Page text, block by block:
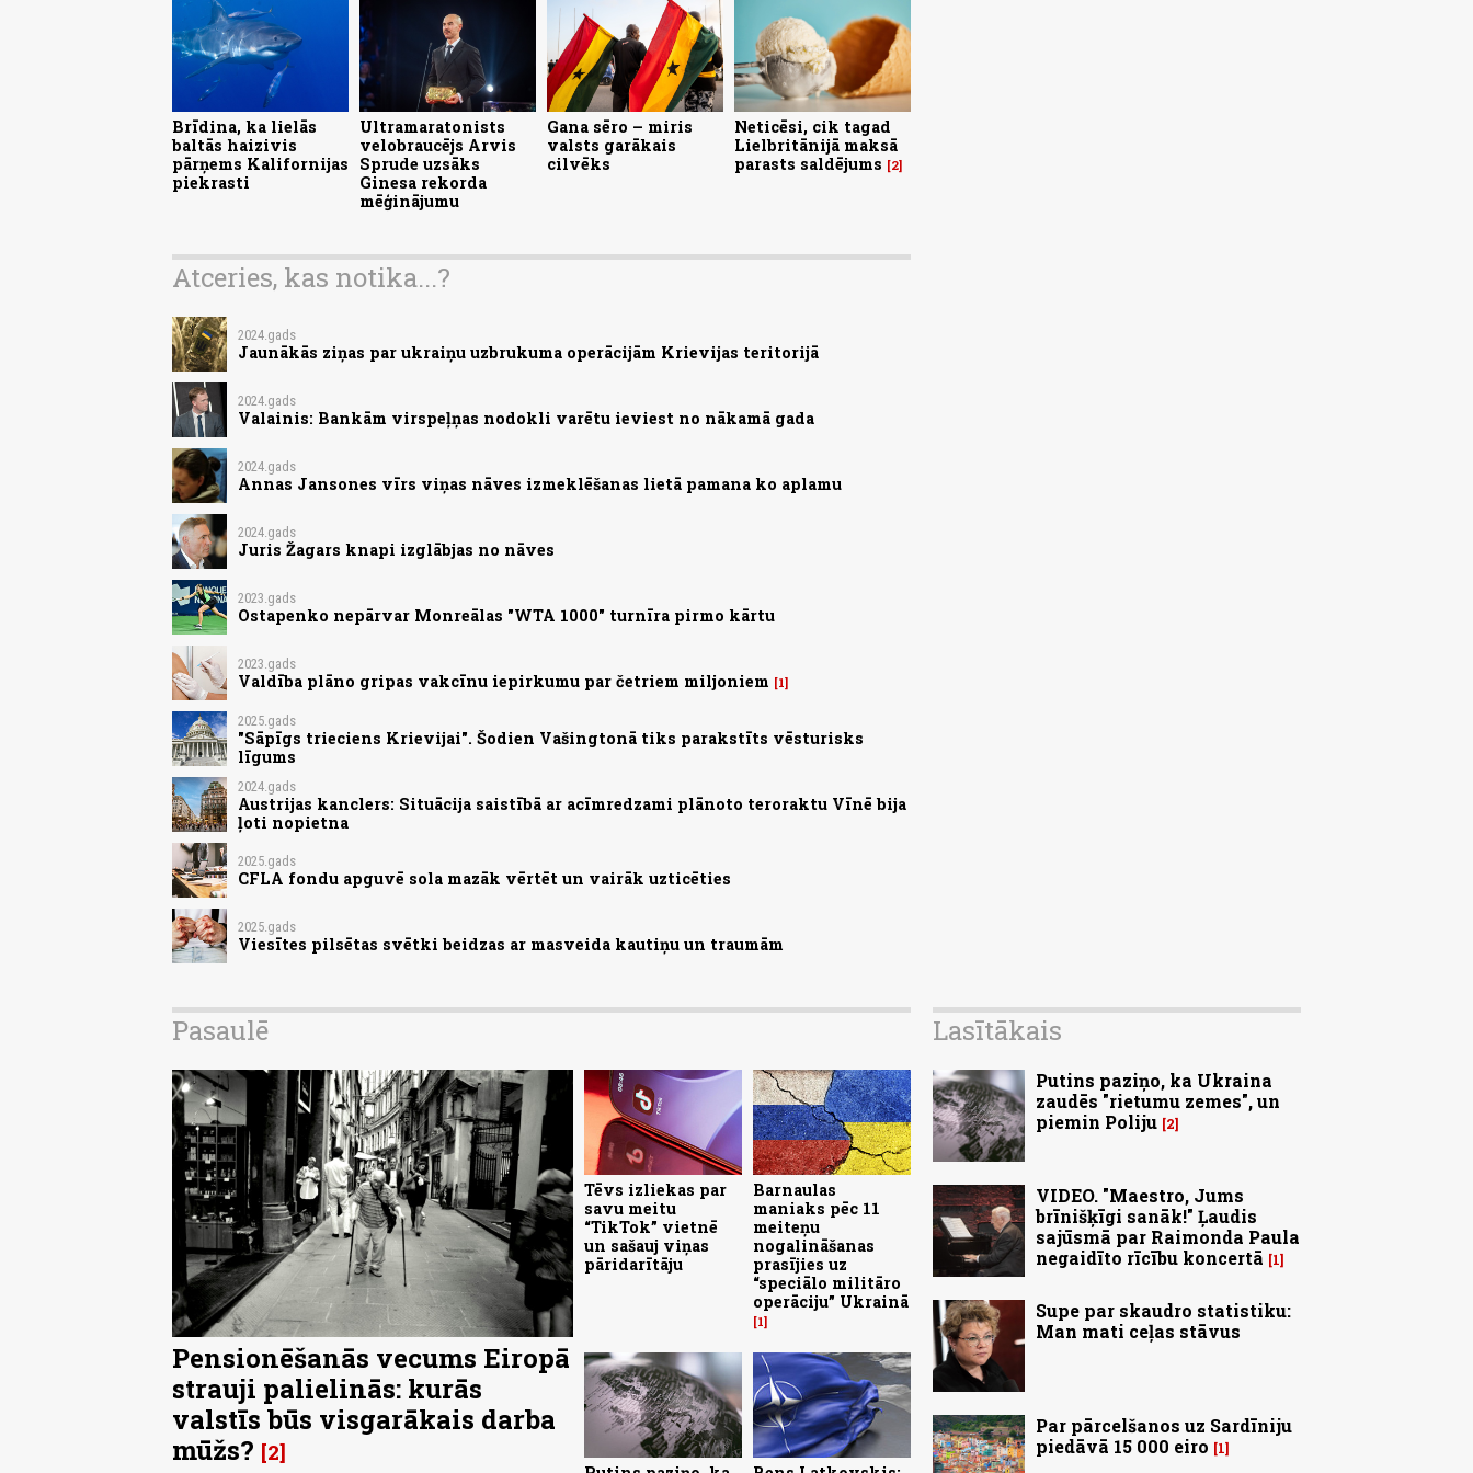
Brīdina, ka lielās
baltās haizivis
pārņems Kalifornijas
piekrasti
Ultramaratonists
velobraucējs Arvis
Sprude uzsāks
Ginesa rekorda
mēģinājumu
Gana sēro – miris
valsts garākais
cilvēks
Neticēsi, cik tagad
Lielbritānijā maksā
parasts saldējums
2
Atceries, kas notika...?
2024.gads
Jaunākās ziņas par ukraiņu uzbrukuma operācijām Krievijas teritorijā
2024.gads
Valainis: Bankām virspeļņas nodokli varētu ieviest no nākamā gada
2024.gads
Annas Jansones vīrs viņas nāves izmeklēšanas lietā pamana ko aplamu
2024.gads
Juris Žagars knapi izglābjas no nāves
2023.gads
Ostapenko nepārvar Monreālas "WTA 1000" turnīra pirmo kārtu
2023.gads
Valdība plāno gripas vakcīnu iepirkumu par četriem miljoniem 1
2025.gads
"Sāpīgs trieciens Krievijai". Šodien Vašingtonā tiks parakstīts vēsturisks
līgums
2024.gads
Austrijas kanclers: Situācija saistībā ar acīmredzami plānoto teroraktu Vīnē bija
ļoti nopietna
2025.gads
CFLA fondu apguvē sola mazāk vērtēt un vairāk uzticēties
2025.gads
Viesītes pilsētas svētki beidzas ar masveida kautiņu un traumām
Pasaulē
Pensionēšanās vecums Eiropā
strauji palielinās: kurās
valstīs būs visgarākais darba
mūžs? 2
Tēvs izliekas par
savu meitu
“TikTok” vietnē
un sašauj viņas
pāridarītāju
Barnaulas
maniaks pēc 11
meiteņu
nogalināšanas
prasījies uz
“speciālo militāro
operāciju” Ukrainā
1
Lasītākais
Putins paziņo, ka Ukraina
zaudēs "rietumu zemes", un
piemin Poliju 2
VIDEO. "Maestro, Jums
brīnišķīgi sanāk!" Ļaudis
sajūsmā par Raimonda Paula
negaidīto rīcību koncertā
1
Supe par skaudro statistiku:
Man mati ceļas stāvus
Par pārcelšanos uz Sardīniju
piedāvā 15 000 eiro
1